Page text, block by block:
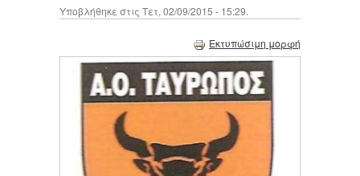
Υποβλήθηκε στις Τετ, 02/09/2015 - 15:29.
Εκτυπώσιμη μορφή